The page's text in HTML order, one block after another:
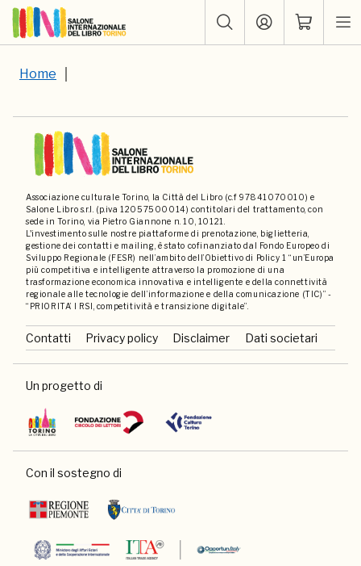
Home
Associazione culturale Torino, la Città del Libro (c.f 97841070010) e
Salone Libro s.r.l. (p.iva 12057500014) contitolari del trattamento, con
sede in Torino, via Pietro Giannone n. 10, 10121.
L'investimento sulle nostre piattaforme di prenotazione, biglietteria,
gestione dei contatti e mailing, è stato cofinanziato dal Fondo Europeo di
Sviluppo Regionale (FESR) nell’ambito dell’Obiettivo di Policy 1 “un’Europa
più competitiva e intelligente attraverso la promozione di una
trasformazione economica innovativa e intelligente e della connettività
regionale alle tecnologie dell’informazione e della comunicazione (TIC)” -
“PRIORITA’ I RSI, competitività e transizione digitale”.
Contatti Privacy policy Disclaimer Dati societari
Un progetto di
Con il sostegno di